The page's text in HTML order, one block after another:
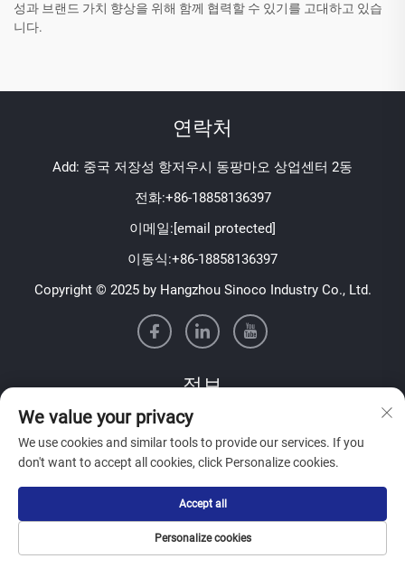
성과 브랜드 가치 향상을 위해 함께 협력할 수 있기를 고대하고 있습
니다.
연락처
Add: 중국 저장성 항저우시 동팡마오 상업센터 2동
전화:+86-18858136397
이메일:[email protected]
이동식:+86-18858136397
Copyright © 2025 by Hangzhou Sinoco Industry Co., Ltd.
정보
주간 뉴스레터를 받으려면 가입하세요
제출
We value your privacy
We use cookies and similar tools to provide our services. If you
don't want to accept all cookies, click Personalize cookies.
Personalize cookies
Accept all